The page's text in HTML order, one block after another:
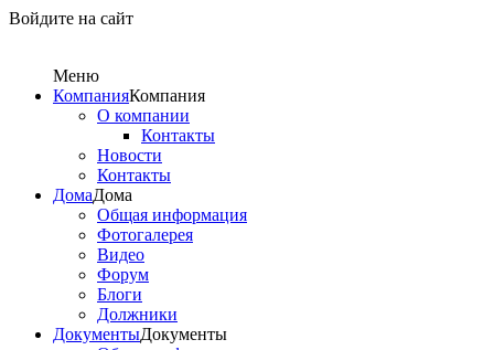
Войдите на сайт
Меню
КомпанияКомпания
О компании
Контакты
Новости
Контакты
ДомаДома
Общая информация
Фотогалерея
Видео
Форум
Блоги
Должники
ДокументыДокументы